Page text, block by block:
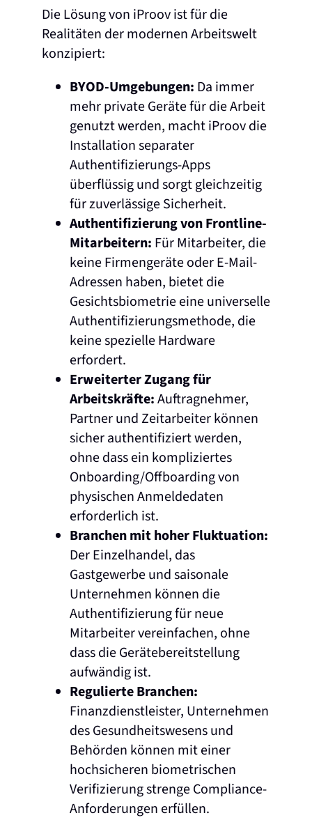
Die Lösung von iProov ist für die
Realitäten der modernen Arbeitswelt
konzipiert:
BYOD-Umgebungen: Da immer
mehr private Geräte für die Arbeit
genutzt werden, macht iProov die
Installation separater
Authentifizierungs-Apps
überflüssig und sorgt gleichzeitig
für zuverlässige Sicherheit.
Authentifizierung von Frontline-
Mitarbeitern: Für Mitarbeiter, die
keine Firmengeräte oder E-Mail-
Adressen haben, bietet die
Gesichtsbiometrie eine universelle
Authentifizierungsmethode, die
keine spezielle Hardware
erfordert.
Erweiterter Zugang für
Arbeitskräfte:Auftragnehmer,
Partner und Zeitarbeiter können
sicher authentifiziert werden,
ohne dass ein kompliziertes
Onboarding/Offboarding von
physischen Anmeldedaten
erforderlich ist.
Branchen mit hoher Fluktuation:
Der Einzelhandel, das
Gastgewerbe und saisonale
Unternehmen können die
Authentifizierung für neue
Mitarbeiter vereinfachen, ohne
dass die Gerätebereitstellung
aufwändig ist.
Regulierte Branchen:
Finanzdienstleister, Unternehmen
des Gesundheitswesens und
Behörden können mit einer
hochsicheren biometrischen
Verifizierung strenge Compliance-
Anforderungen erfüllen.